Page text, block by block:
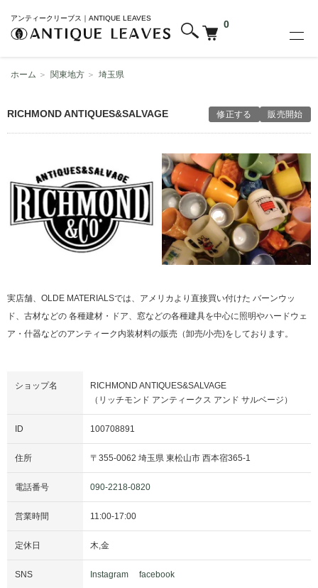
アンティークリーブス｜ANTIQUE LEAVES
0
ホーム ＞ 関東地方 ＞ 埼玉県
RICHMOND ANTIQUES&SALVAGE 修正する 販売開始
実店舗、OLDE MATERIALSでは、アメリカより直接買い付けた バーンウッ
ド、古材などの 各種建材・ドア、窓などの各種建具を中心に照明やハードウェ
ア・什器などのアンティーク内装材料の販売（卸売/小売)をしております。
ショップ名
RICHMOND ANTIQUES&SALVAGE
（リッチモンド アンティークス アンド サルベージ）
ID 100708891
住所 〒 355-0062 埼玉県 東松山市 西本宿365-1
電話番号 090-2218-0820
営業時間 11:00-17:00
定休日 木 金
SNS Instagram facebook